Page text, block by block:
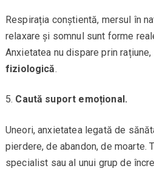
Respirația conștientă, mersul în
relaxare și somnul sunt forme
Anxietatea nu dispare prin
fiziologică.
Caută suport emoțional.
Uneori, anxietatea legată de
pierdere, de abandon, de moarte.
specialist sau al unui grup de